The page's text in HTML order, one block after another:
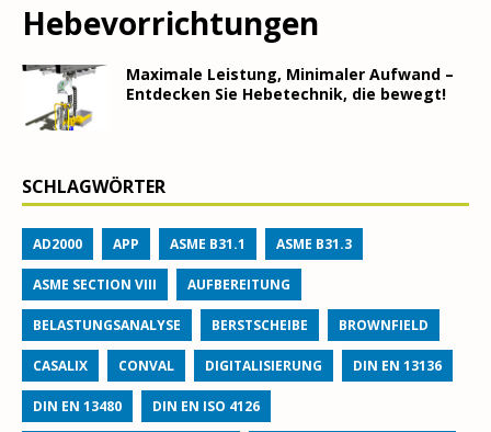
Hebevorrichtungen
Maximale Leistung, Minimaler Aufwand –
Entdecken Sie Hebetechnik, die bewegt!
SCHLAGWÖRTER
AD2000 APP ASME B31.1 ASME B31.3
ASME SECTION VIII AUFBEREITUNG
BELASTUNGSANALYSE BERSTSCHEIBE BROWNFIELD
CASALIX CONVAL DIGITALISIERUNG DIN EN 13136
DIN EN 13480 DIN EN ISO 4126